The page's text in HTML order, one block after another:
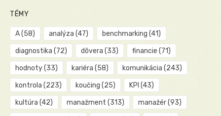
TÉMY
A(58) analýza (47) benchmarking (41)
diagnostika (72) dôvera (33) financie (71)
hodnoty(33) kariéra (58) komunikácia (243)
kontrola (223) koučing (25) KPI (43)
kultúra (42) manažment (313) manažér(93)